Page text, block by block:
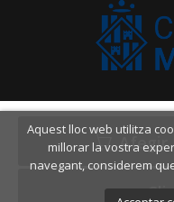
Afegir
2026 ©Llibreria Drac
Aquest lloc web utilitza
millorar la vostra
navegant, considerem